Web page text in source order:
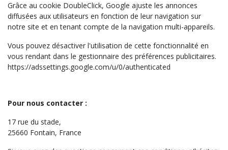
Grâce au cookie DoubleClick, Google ajuste les annonces
diffusées aux utilisateurs en fonction de leur navigation sur
notre site et en tenant compte de la navigation multi-appareils.
Vous pouvez désactiver l'utilisation de cette fonctionnalité en
vous rendant dans le gestionnaire des préférences publicitaires.
https://adssettings.google.com/u/0/authenticated
Pour nous contacter :
17 rue du stade,
25660 Fontain, France